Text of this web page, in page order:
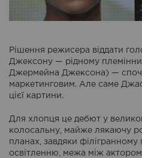
Рішення режисера віддати
Джексону — рідному
Джермейна Джексона) —
маркетинговим. Але саме
цієї картини.
Для хлопця це дебют у
колосальну, майже лякаючу
планах, завдяки філігранному
освітленню, межа між